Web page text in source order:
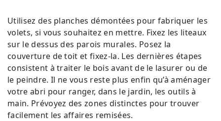
Utilisez des planches démontées pour fabriquer les
volets, si vous souhaitez en mettre. Fixez les liteaux
sur le dessus des parois murales. Posez la
couverture de toit et fixez-la. Les dernières étapes
consistent à traiter le bois avant de le lasurer ou de
le peindre. Il ne vous reste plus enfin qu’à aménager
votre abri pour ranger, dans le jardin, les outils à
main. Prévoyez des zones distinctes pour trouver
facilement les affaires remisées.